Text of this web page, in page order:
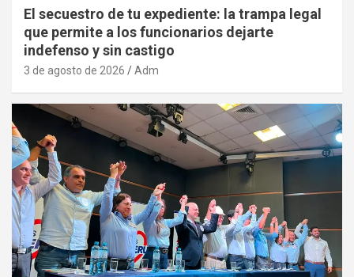
El secuestro de tu expediente: la trampa legal
que permite a los funcionarios dejarte
indefenso y sin castigo
3 de agosto de 2026 Adm